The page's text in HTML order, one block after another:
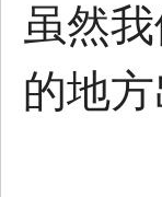
虽然
的地